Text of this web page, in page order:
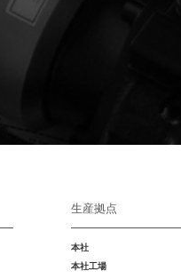
生産拠点
本社
本社工場